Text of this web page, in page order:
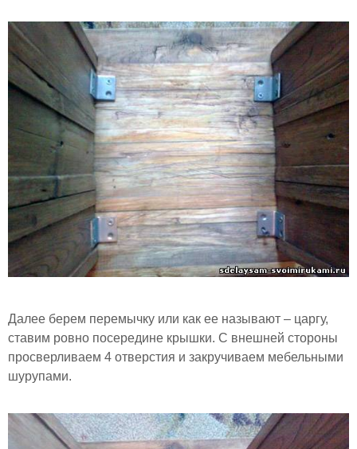
Далее берем перемычку или как ее называют – царгу,
ставим ровно посередине крышки. С внешней стороны
просверливаем 4 отверстия и закручиваем мебельными
шурупами.